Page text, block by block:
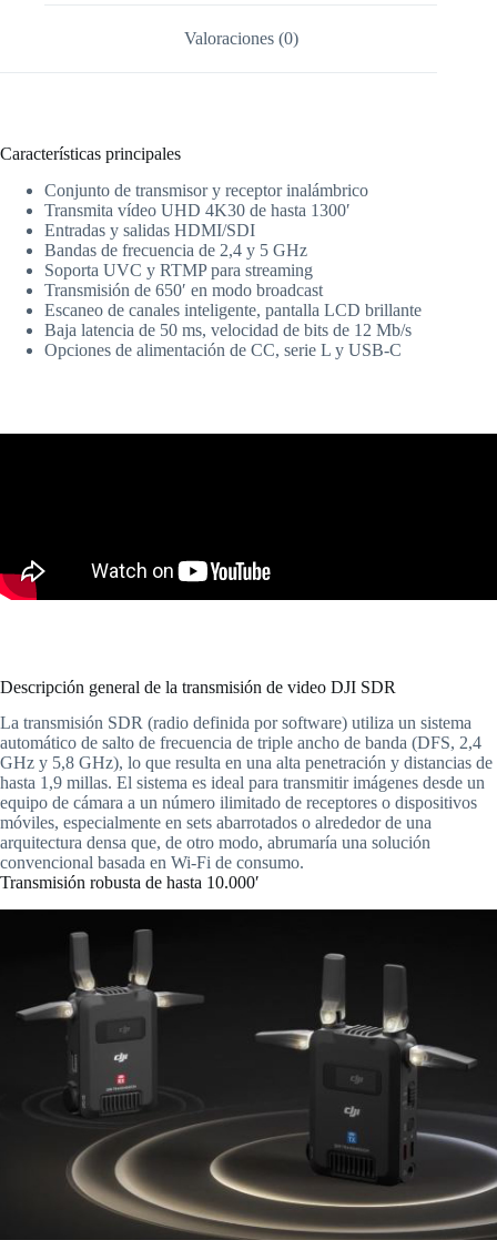
Valoraciones (0)
Características principales
Conjunto de transmisor y receptor inalámbrico
Transmita vídeo UHD 4K30 de hasta 1300′
Entradas y salidas HDMI/SDI
Bandas de frecuencia de 2,4 y 5 GHz
Soporta UVC y RTMP para streaming
Transmisión de 650′ en modo broadcast
Escaneo de canales inteligente, pantalla LCD brillante
Baja latencia de 50 ms, velocidad de bits de 12 Mb/s
Opciones de alimentación de CC, serie L y USB-C
Descripción general de la transmisión de video DJI SDR
La transmisión SDR (radio definida por software) utiliza un sistema
automático de salto de frecuencia de triple ancho de banda (DFS, 2,4
GHz y 5,8 GHz), lo que resulta en una alta penetración y distancias de
hasta 1,9 millas. El sistema es ideal para transmitir imágenes desde un
equipo de cámara a un número ilimitado de receptores o dispositivos
móviles, especialmente en sets abarrotados o alrededor de una
arquitectura densa que, de otro modo, abrumaría una solución
convencional basada en Wi-Fi de consumo.
Transmisión robusta de hasta 10.000′